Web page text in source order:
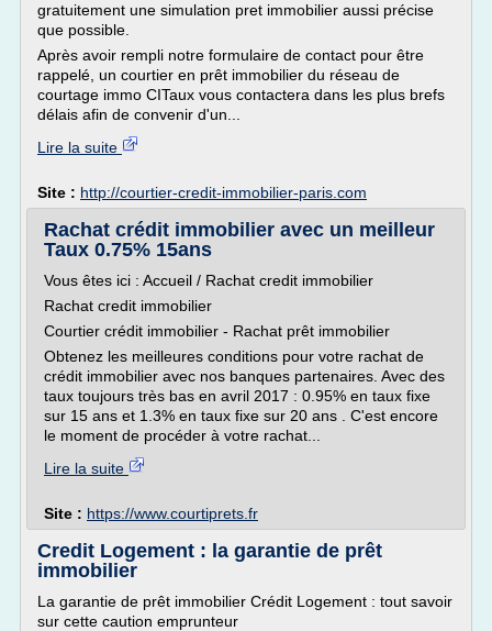
gratuitement une simulation pret immobilier aussi précise
que possible.
Après avoir rempli notre formulaire de contact pour être
rappelé, un courtier en prêt immobilier du réseau de
courtage immo CITaux vous contactera dans les plus brefs
délais afin de convenir d'un...
Lire la suite
Site : http://courtier-credit-immobilier-paris.com
Rachat crédit immobilier avec un meilleur
Taux 0.75% 15ans
Vous êtes ici : Accueil / Rachat credit immobilier
Rachat credit immobilier
Courtier crédit immobilier - Rachat prêt immobilier
Obtenez les meilleures conditions pour votre rachat de
crédit immobilier avec nos banques partenaires. Avec des
taux toujours très bas en avril 2017 : 0.95% en taux fixe
sur 15 ans et 1.3% en taux fixe sur 20 ans . C'est encore
le moment de procéder à votre rachat...
Lire la suite
Site : https://www.courtiprets.fr
Credit Logement : la garantie de prêt
immobilier
La garantie de prêt immobilier Crédit Logement : tout savoir
sur cette caution emprunteur